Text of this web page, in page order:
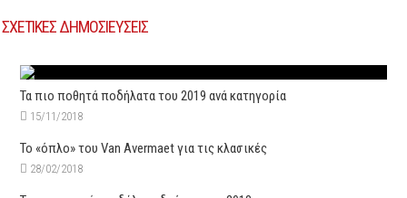
ΣΧΕΤΙΚΕΣ ΔΗΜΟΣΙΕΥΣΕΙΣ
Τα πιο ποθητά ποδήλατα του 2019 ανά κατηγορία
15/11/2018
Το «όπλο» του Van Avermaet για τις κλασικές
28/02/2018